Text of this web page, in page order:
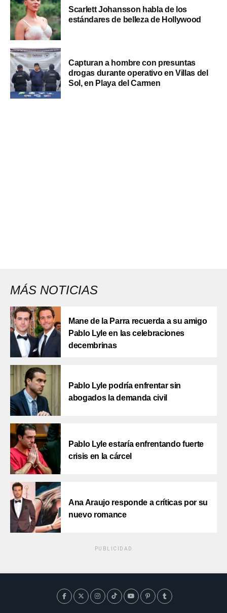
Scarlett Johansson habla de los
estándares de belleza de Hollywood
Capturan a hombre con presuntas
drogas durante operativo en Villas del
Sol, en Playa del Carmen
MÁS NOTICIAS
Mane de la Parra recuerda a su amigo
Pablo Lyle en las celebraciones
decembrinas
Pablo Lyle podría enfrentar sin
abogados la demanda civil
Pablo Lyle estaría enfrentando fuerte
crisis en la cárcel
Ana Araujo responde a críticas por su
nuevo romance
PUBLICIDAD